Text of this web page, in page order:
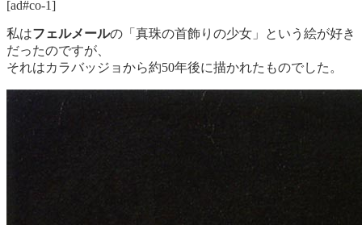
[ad#co-1]
私はフェルメールの「真珠の首飾りの少女」という絵が好き
だったのですが、
それはカラバッジョから約50年後に描かれたものでした。